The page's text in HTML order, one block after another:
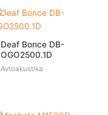
Deaf Bonce DB-
OGO2500.1D
Avtoakustika